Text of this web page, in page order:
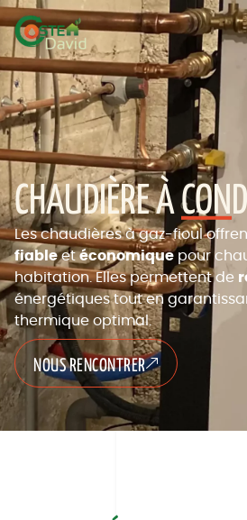
CHAUDIÈRE ÀCON
Les chaudières à gaz-fioul
fiableetéconomiquepour
habitation. Elles permettent de
énergétiques tout en
thermique optimal.
NOUS RENCONTRER